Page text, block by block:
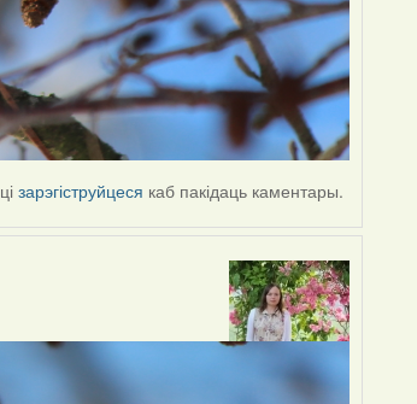
цізарэгіструйцеся каб пакідаць каментары.